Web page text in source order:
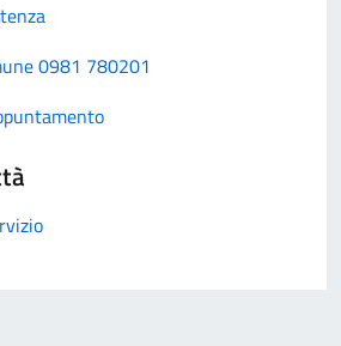
0981 780201